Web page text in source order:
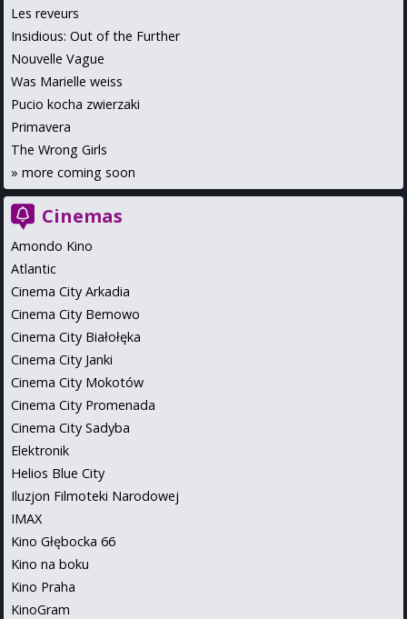
Les reveurs
Insidious: Out of the Further
Nouvelle Vague
Was Marielle weiss
Pucio kocha zwierzaki
Primavera
The Wrong Girls
» more coming soon
Cinemas
Amondo Kino
Atlantic
Cinema City Arkadia
Cinema City Bemowo
Cinema City Białołęka
Cinema City Janki
Cinema City Mokotów
Cinema City Promenada
Cinema City Sadyba
Elektronik
Helios Blue City
Iluzjon Filmoteki Narodowej
IMAX
Kino Głębocka 66
Kino na boku
Kino Praha
KinoGram